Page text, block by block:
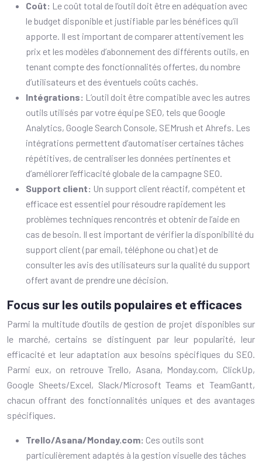
Coût: Le coût total de l’outil doit être en adéquation avec
le budget disponible et justifiable par les bénéfices qu’il
apporte. Il est important de comparer attentivement les
prix et les modèles d’abonnement des différents outils, en
tenant compte des fonctionnalités offertes, du nombre
d’utilisateurs et des éventuels coûts cachés.
Intégrations: L’outil doit être compatible avec les autres
outils utilisés par votre équipe SEO, tels que Google
Analytics, Google Search Console, SEMrush et Ahrefs. Les
intégrations permettent d’automatiser certaines tâches
répétitives, de centraliser les données pertinentes et
d’améliorer l’efficacité globale de la campagne SEO.
Support client: Un support client réactif, compétent et
efficace est essentiel pour résoudre rapidement les
problèmes techniques rencontrés et obtenir de l’aide en
cas de besoin. Il est important de vérifier la disponibilité du
support client (par email, téléphone ou chat) et de
consulter les avis des utilisateurs sur la qualité du support
offert avant de prendre une décision.
Focus sur les outils populaires et efficaces
Parmi la multitude d’outils de gestion de projet disponibles sur
le marché, certains se distinguent par leur popularité, leur
efficacité et leur adaptation aux besoins spécifiques du SEO.
Parmi eux, on retrouve Trello, Asana, Monday.com, ClickUp,
Google Sheets/Excel, Slack/Microsoft Teams et TeamGantt,
chacun offrant des fonctionnalités uniques et des avantages
spécifiques.
Trello/Asana/Monday.com: Ces outils sont
particulièrement adaptés à la gestion visuelle des tâches